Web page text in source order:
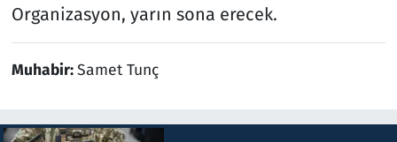
Organizasyon, yarın sona erecek.
Muhabir:Samet Tunç